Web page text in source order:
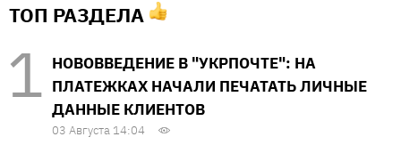
ТОП РАЗДЕЛА
НОВОВВЕДЕНИЕ В "УКРПОЧТЕ": НА
ПЛАТЕЖКАХ НАЧАЛИ ПЕЧАТАТЬ ЛИЧНЫЕ
ДАННЫЕ КЛИЕНТОВ
03 Августа 14:04